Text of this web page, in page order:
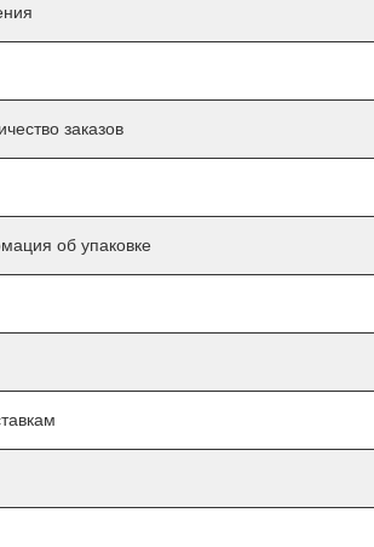
заказов
об упаковке